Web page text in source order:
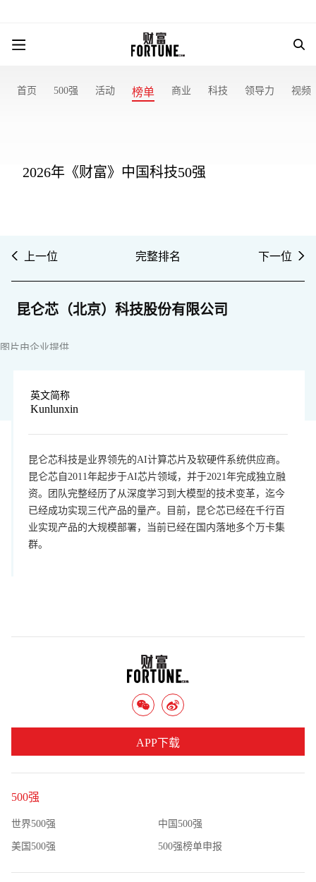
首页 500强 活动 榜单 商业 科技 领导力 视频
2026年《财富》中国科技50强
上一位 完整排名 下一位
昆仑芯（北京）科技股份有限公司
图片由企业提供
英文简称
Kunlunxin
昆仑芯科技是业界领先的AI计算芯片及软硬件系统供应商。
昆仑芯自2011年起步于AI芯片领域，并于2021年完成独立融
资。团队完整经历了从深度学习到大模型的技术变革，迄今
已经成功实现三代产品的量产。目前，昆仑芯已经在千行百
业实现产品的大规模部署，当前已经在国内落地多个万卡集
群。
500强
世界500强 中国500强
美国500强 500强榜单申报
APP下载